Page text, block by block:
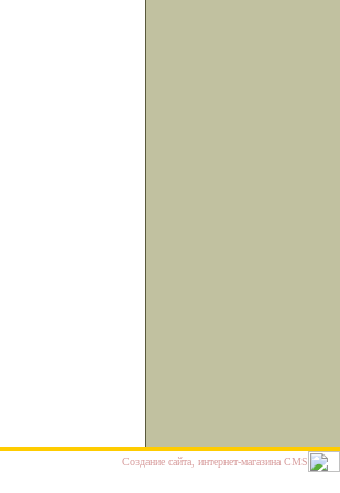
Cоздание сайта, интернет-магазина CMS